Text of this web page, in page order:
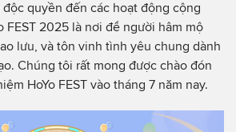
quyền đến các hoạt động cộng
FEST 2025 là nơi để người hâm mộ
lưu, và tôn vinh tình yêu chung dành
Chúng tôi rất mong được chào đón
HoYo FEST vào tháng 7 năm nay.